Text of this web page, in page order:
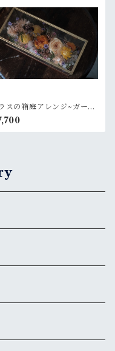
スの箱庭アレンジ~ガーデ
レンジ